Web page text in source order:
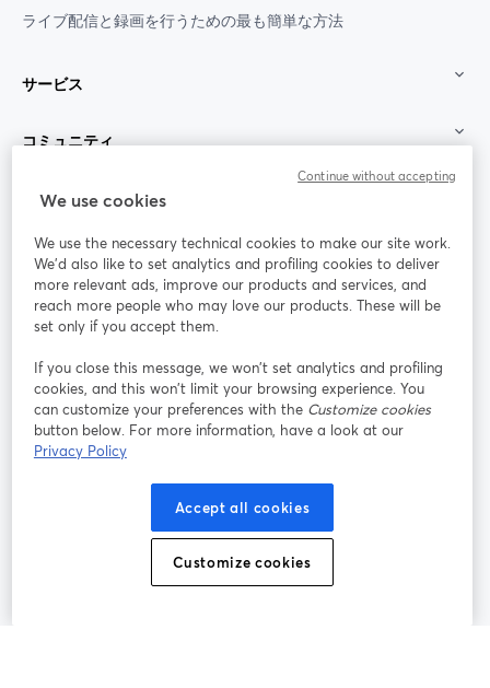
ライブ配信と録画を行うための最も簡単な方法
サービス
コミュニティ
StreamYard：
参加する
ライ
ンセ
ミナ
ー
Facebook
新しいタブで開く(Twitter)
YouTube
Instagram
新しいタブで開く
LinkedIn
新しいタブで開く
新しいタブで開く
プラットフォーム利用規約
個人情報保護方針 クッキーポリシー
We use cookies
We use the necessary technical cookies to make our site work.
We'd also like to set analytics and profiling cookies to deliver
more relevant ads, improve our products and services, and
reach more people who may love our products. These will be
set only if you accept them.
If you close this message, we won’t set analytics and profiling
cookies, and this won’t limit your browsing experience. You
can customize your preferences with the Customize cookies
button below. For more information, have a look at our
Privacy Policy
Accept all cookies
Customize cookies
Continue without accepting